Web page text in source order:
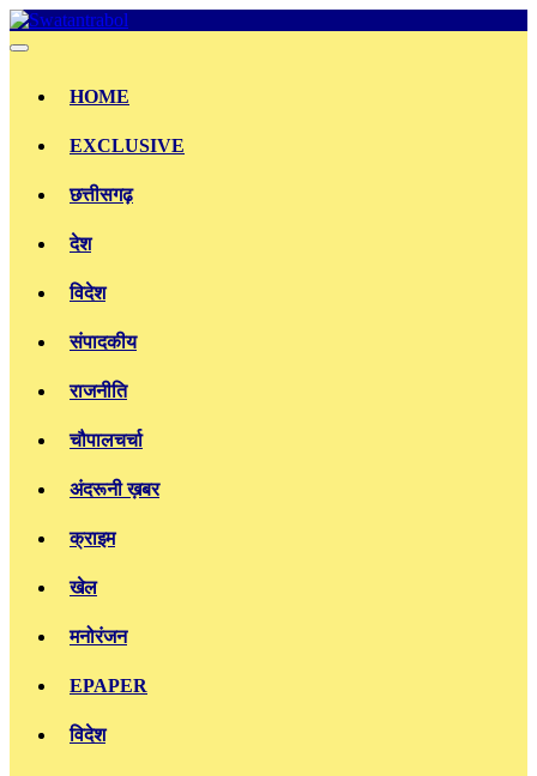
Skip
to
HOME
EXCLUSIVE
छत्तीसगढ़
देश
विदेश
संपादकीय
राजनीति
चौपालचर्चा
अंदरूनी ख़बर
क्राइम
खेल
मनोरंजन
EPAPER
विदेश